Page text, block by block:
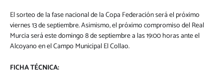
El sorteo de la fase nacional de la Copa Federación será el próximo
viernes 13 de septiembre. Asimismo, el próximo compromiso del Real
Murcia será este domingo 8 de septiembre a las 19:00 horas ante el
Alcoyano en el Campo Municipal El Collao.
FICHA TÉCNICA: